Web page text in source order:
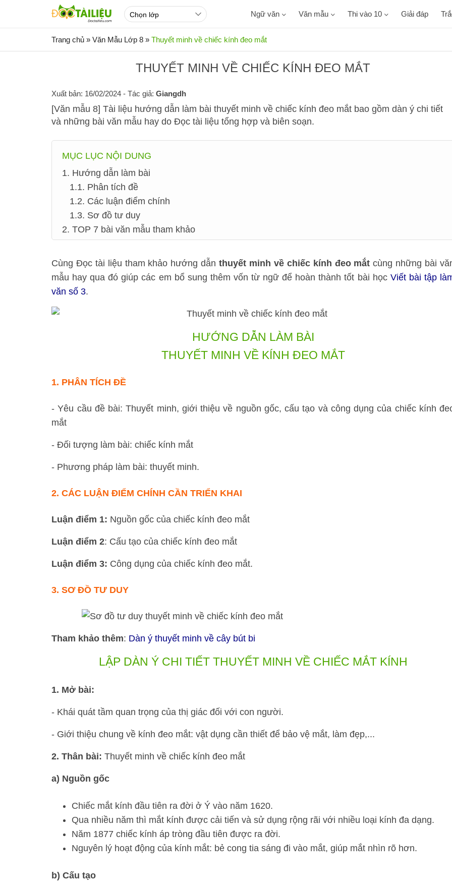
Ngữ văn Văn mẫu Thi vào 10 Giải đáp
Trang chủ » Văn Mẫu Lớp 8 » Thuyết minh về chiếc kính đeo mắt
THUYẾT MINH VỀ CHIẾC KÍNH ĐEO MẮT
Xuất bản: 16/02/2024 - Tác giả: Giangdh
[Văn mẫu 8] Tài liệu hướng dẫn làm bài thuyết minh về chiếc kính đeo mắt bao gồm dàn ý chi tiết
và những bài văn mẫu hay do Đọc tài liệu tổng hợp và biên soạn.
MỤC LỤC NỘI DUNG
1. Hướng dẫn làm bài
1.1. Phân tích đề
1.2. Các luận điểm chính
1.3. Sơ đồ tư duy
2. TOP 7 bài văn mẫu tham khảo
Cùng Đọc tài liệu tham khảo hướng dẫnthuyết minh về chiếc kính đeo mắtcùng những bài
mẫu hay qua đó giúp các em bổ sung thêm vốn từ ngữ để hoàn thành tốt bài học Viết bài tập
văn số 3.
HƯỚNG DẪN LÀM BÀI
THUYẾT MINH VỀ KÍNH ĐEO MẮT
1. PHÂN TÍCH ĐỀ
- Yêu cầu đề bài: Thuyết minh, giới thiệu về nguồn gốc, cấu tạo và công dụng của chiếc kính
mắt
- Đối tượng làm bài: chiếc kính mắt
- Phương pháp làm bài: thuyết minh.
2. CÁC LUẬN ĐIỂM CHÍNH CẦN TRIỂN KHAI
Luận điểm 1: Nguồn gốc của chiếc kính đeo mắt
Luận điểm 2: Cấu tạo của chiếc kính đeo mắt
Luận điểm 3: Công dụng của chiếc kính đeo mắt.
3. SƠ ĐỒ TƯ DUY
Tham khảo thêm: Dàn ý thuyết minh về cây bút bi
LẬP DÀN Ý CHI TIẾT THUYẾT MINH VỀ CHIẾC MẮT KÍNH
1. Mở bài:
- Khái quát tầm quan trọng của thị giác đối với con người.
- Giới thiệu chung về kính đeo mắt: vật dụng cần thiết để bảo vệ mắt, làm đẹp,...
2. Thân bài: Thuyết minh về chiếc kính đeo mắt
a) Nguồn gốc
Chiếc mắt kính đầu tiên ra đời ở Ý vào năm 1620.
Qua nhiều năm thì mắt kính được cải tiến và sử dụng rộng rãi với nhiều loại kính đa dạng.
Năm 1877 chiếc kính áp tròng đầu tiên được ra đời.
Nguyên lý hoạt động của kính mắt: bẻ cong tia sáng đi vào mắt, giúp mắt nhìn rõ hơn.
b) Cấu tạo